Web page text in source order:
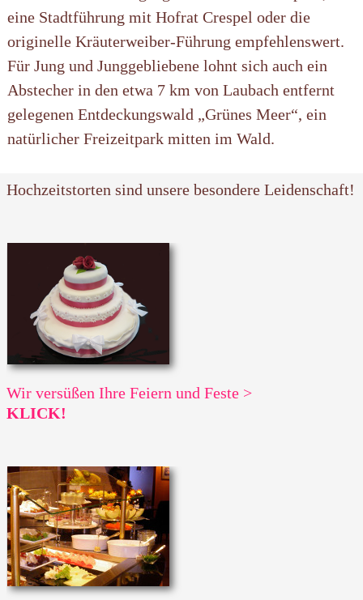
eine Stadtführung mit Hofrat Crespel oder die
originelle Kräuterweiber-Führung empfehlenswert.
Für Jung und Junggebliebene lohnt sich auch ein
Abstecher in den etwa 7 km von Laubach entfernt
gelegenen Entdeckungswald „Grünes Meer“, ein
natürlicher Freizeitpark mitten im Wald.
Hochzeitstorten sind unsere besondere Leidenschaft!
Wir versüßen Ihre Feiern und Feste >
KLICK!